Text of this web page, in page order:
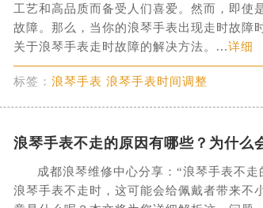
5001号华润大厦写字楼17层1701室（需提前
一路7号华贸大厦写字楼1座30层05室（需提
95号华润大厦写字楼B座11层1104室（需提
128-1号恒力城写字楼15层03室（需提前预约）
行街2号融恒时代广场写字楼9层902室（需
道建湘路393号世茂环球金融中心写字楼（
10号华润大厦写字楼29层2905室（需提前预
号亨得利名表服务中心（品牌授权店）3层
工艺和高品质而备受人们喜爱。然而，即使
故障。那么，当你的浪琴手表出现走时故障
关于浪琴手表走时故障的解决方法。...详细
标签： 浪琴手表 浪琴手表时间调整
浪琴手表不走的原因有哪些？为什么
成都浪琴维修中心分享：“浪琴手表不
浪琴手表不走时，这可能会给佩戴者带来不